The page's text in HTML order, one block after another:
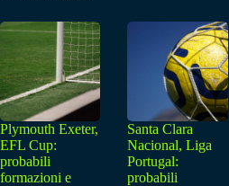
Plymouth Exeter,
EFL Cup:
probabili
formazioni e
Santa Clara
Nacional, Liga
Portugal:
probabili